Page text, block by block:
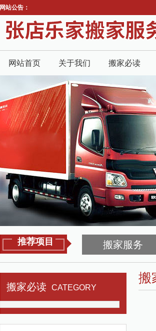
网站公告：
网站首页 关于我们 搬家必读
推荐项目 搬家服务
搬家必读 CATEGORY
搬